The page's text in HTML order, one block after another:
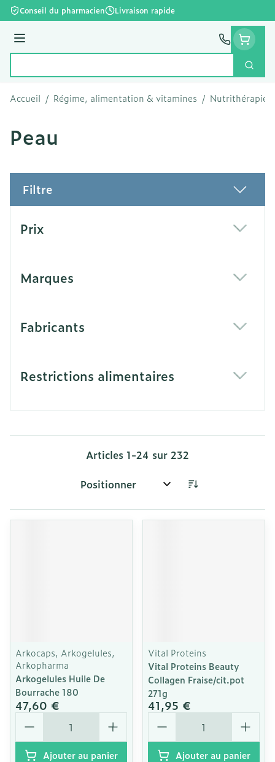
Aller au contenu
Conseil du pharmacien Livraison rapide
Menu
Accueil / Régime, alimentation & vitamines / Nutrithérapie
Peau
Filtre
Prix
Marques
Fabricants
Restrictions alimentaires
Articles 1-24 sur 232
Trier par:
Arkocaps, Arkogelules,
Arkopharma
Arkogelules Huile De
Bourrache 180
47,60 €
Quantité
Ajouter au panier
Vital Proteins
Vital Proteins Beauty
Collagen Fraise/cit.pot
271g
41,95 €
Quantité
Ajouter au panier